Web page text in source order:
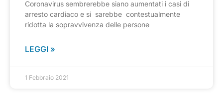
Coronavirus sembrerebbe siano aumentati i casi di
arresto cardiaco e si sarebbe contestualmente
ridotta la sopravvivenza delle persone
LEGGI »
1 Febbraio 2021